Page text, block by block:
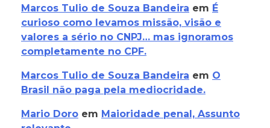
Marcos Tulio de Souza Bandeira em É
curioso como levamos missão, visão e
valores a sério no CNPJ… mas ignoramos
completamente no CPF.
Marcos Tulio de Souza Bandeira em O
Brasil não paga pela mediocridade.
Mario Doro em Maioridade penal, Assunto